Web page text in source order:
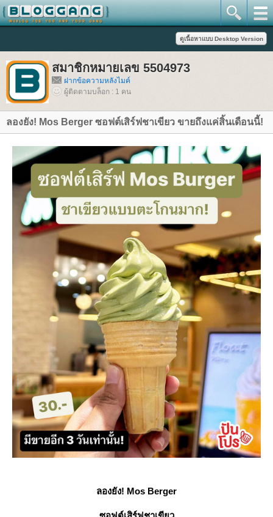
สมาชิกหมายเลข 5504973
ฝากข้อความหลังไมค์
ผู้ติดตามบล็อก : 1 คน
ลองยัง! Mos Berger ซอฟต์เสิร์ฟชาเขียว ขายถึงแค่สิ้นเดือนนี้!
ลองยัง! Mos Berger